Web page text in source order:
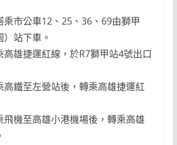
乘市公車12、25、36、69由獅甲
）站下車。
高雄捷運紅線，於R7獅甲站4號出口
高鐵至左營站後，轉乘高雄捷運紅
飛機至高雄小港機場後，轉乘高雄